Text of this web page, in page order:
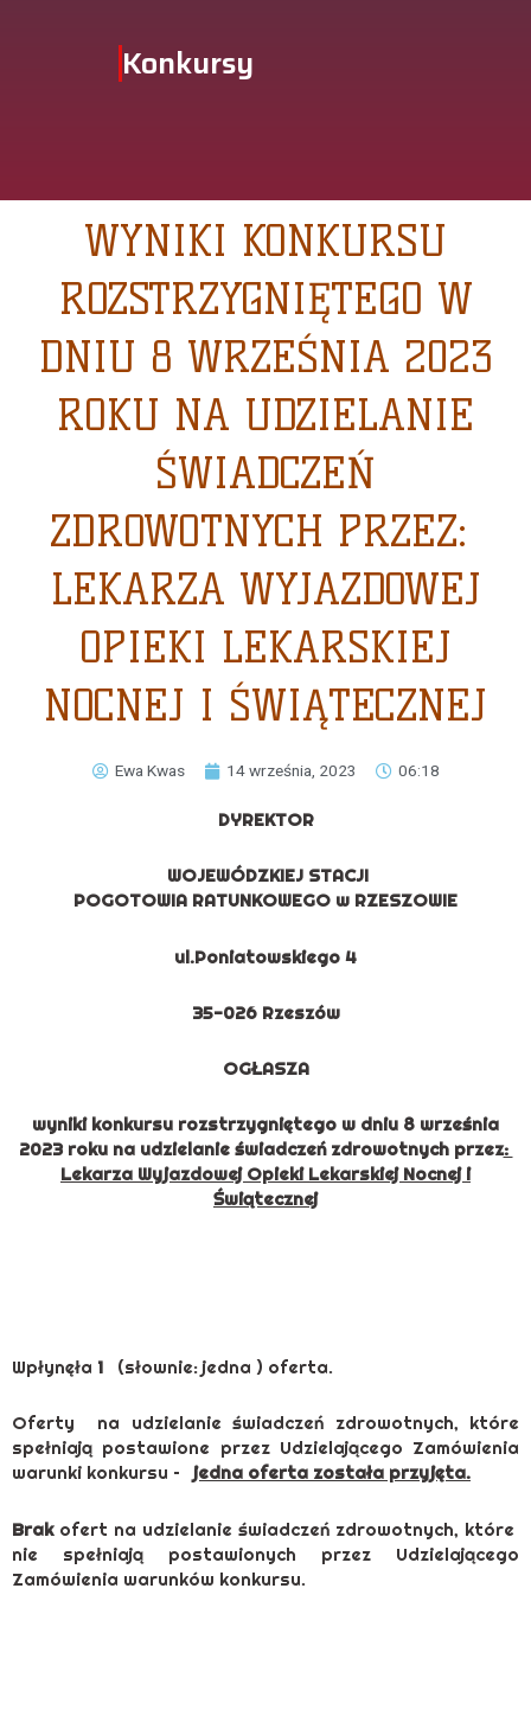
Konkursy
WYNIKI KONKURSU
ROZSTRZYGNIĘTEGO W
DNIU 8 WRZEŚNIA 2023
ROKU NA UDZIELANIE
ŚWIADCZEŃ
ZDROWOTNYCH PRZEZ:
LEKARZA WYJAZDOWEJ
OPIEKI LEKARSKIEJ
NOCNEJ I ŚWIĄTECZNEJ
Ewa Kwas 14 września, 2023 06:18
DYREKTOR
WOJEWÓDZKIEJ STACJI
POGOTOWIA RATUNKOWEGO w RZESZOWIE
ul.Poniatowskiego 4
35-026 Rzeszów
OGŁASZA
wyniki konkursu rozstrzygniętego w dniu 8 września
2023 roku na udzielanie świadczeń zdrowotnych przez:
Lekarza Wyjazdowej Opieki Lekarskiej Nocnej i
Świątecznej
Wpłynęła 1 (słownie: jedna ) oferta.
Oferty na udzielanie świadczeń zdrowotnych, które
spełniają postawione przez Udzielającego Zamówienia
warunki konkursu –jedna oferta została przyjęta.
Brakofert na udzielanie świadczeń zdrowotnych, które
nie spełniają postawionych przez Udzielającego
Zamówienia warunków konkursu.